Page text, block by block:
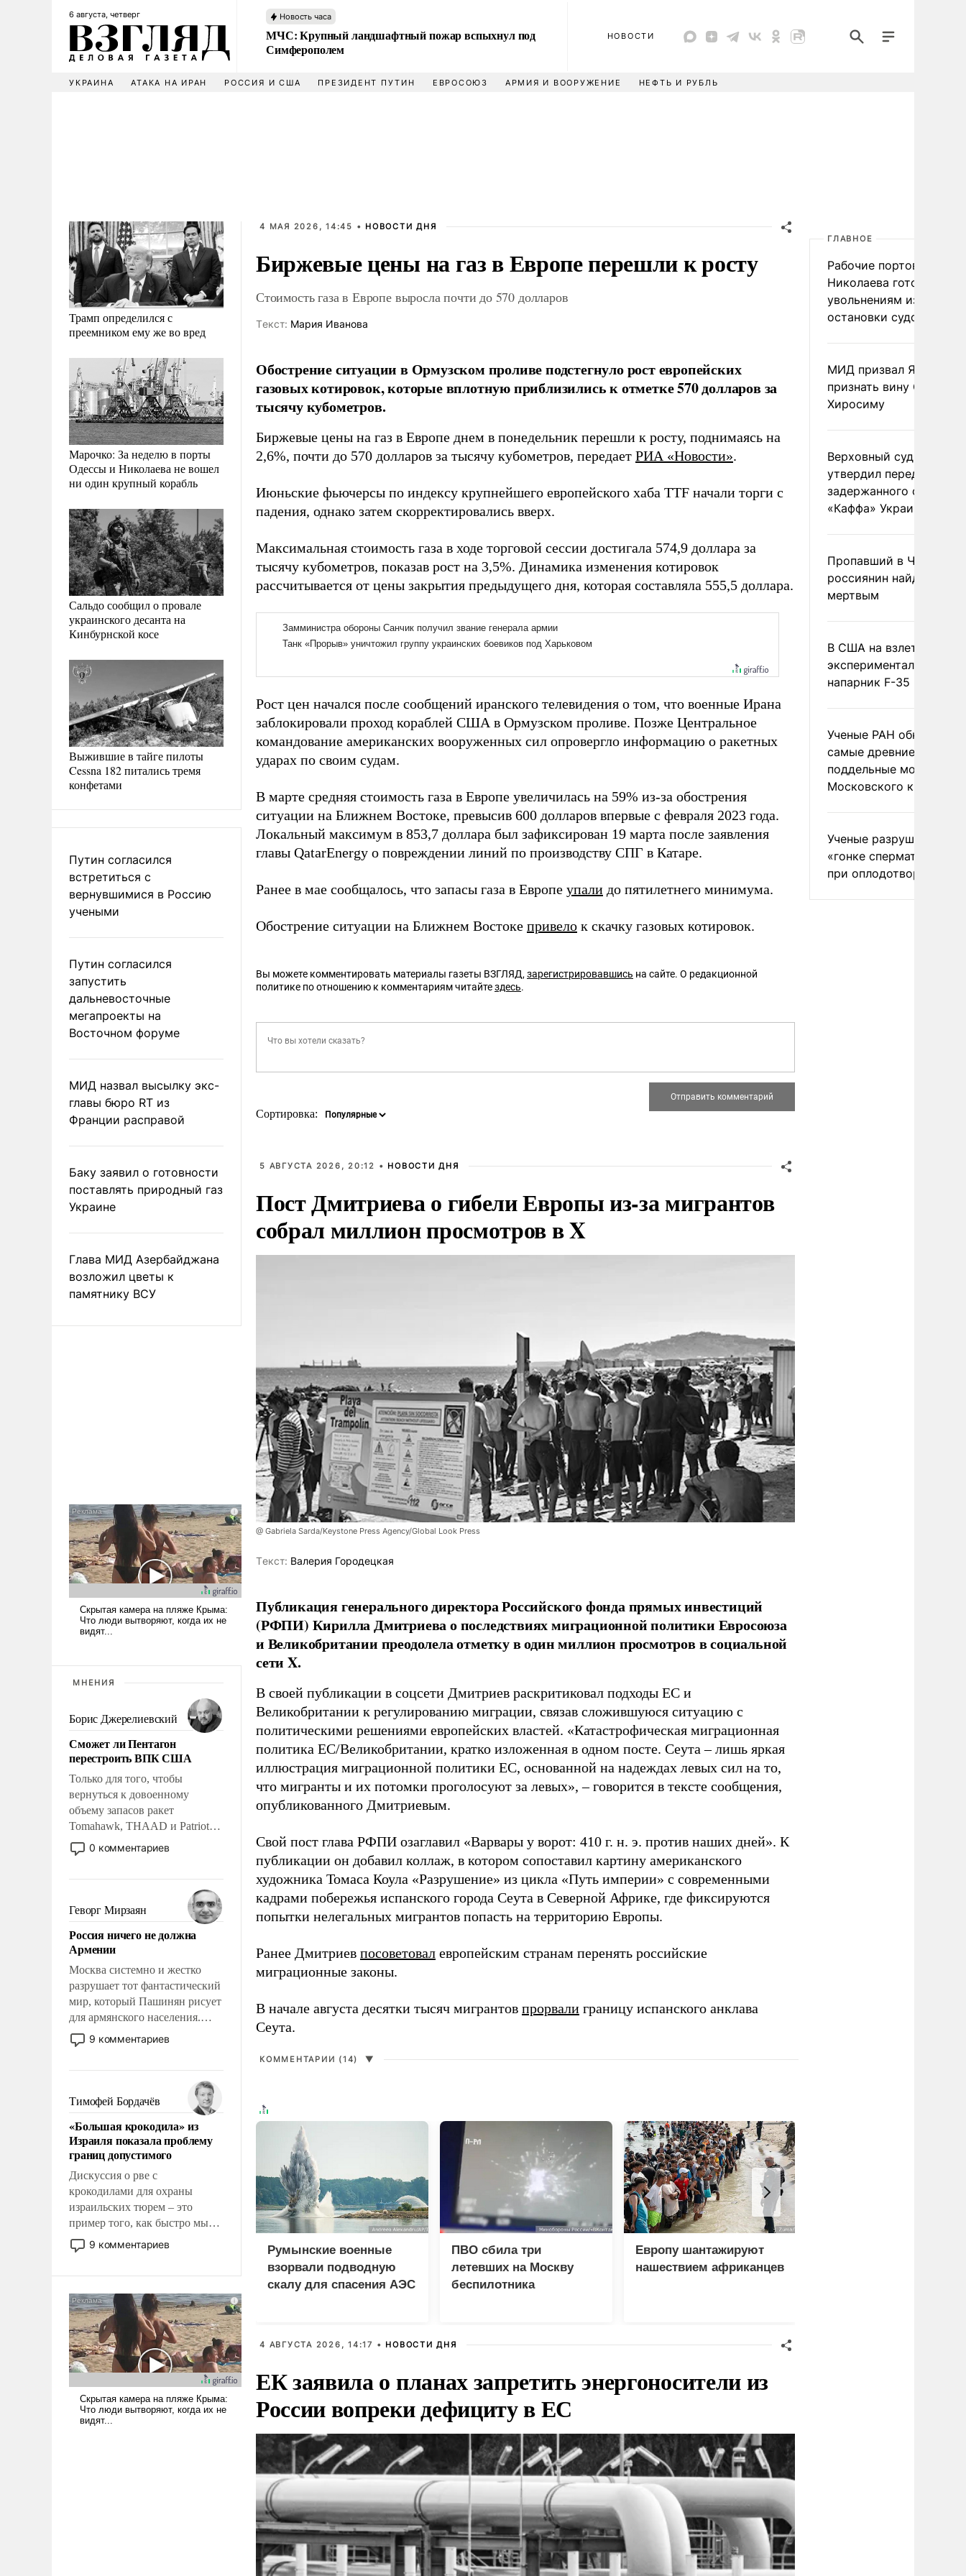
6 августа, четверг Новость часа
МЧС: Крупный ландшафтный пожар вспыхнул под
Симферополем
НОВОСТИ
УКРАИНА АТАКА НА ИРАН РОССИЯ И США ПРЕЗИДЕНТ ПУТИН ЕВРОСОЮЗ АРМИЯ И ВООРУЖЕНИЕ НЕФТЬ И РУБЛЬ
Трамп определился с
преемником ему же во вред
Марочко: За неделю в порты
Одессы и Николаева не вошел
ни один крупный корабль
Сальдо сообщил о провале
украинского десанта на
Кинбурнской косе
Выжившие в тайге пилоты
Cessna 182 питались тремя
конфетами
Путин согласился
встретиться с
вернувшимися в Россию
учеными
Путин согласился
запустить
дальневосточные
мегапроекты на
Восточном форуме
МИД назвал высылку экс-
главы бюро RT из
Франции расправой
Баку заявил о готовности
поставлять природный газ
Украине
Глава МИД Азербайджана
возложил цветы к
памятнику ВСУ
МНЕНИЯ
Борис Джерелиевский
Сможет ли Пентагон
перестроить ВПК США
Только для того, чтобы
вернуться к довоенному
объему запасов ракет
Tomahawk, THAAD и Patriot
США потребуется более трех
лет. Даже небольшая война с
Сложившаяся ситуация
означает многолетний период
уязвимости США, например,
перед Китаем.
0 комментариев
Геворг Мирзаян
Россия ничего не должна
Армении
Москва системно и жестко
разрушает тот фантастический
мир, который Пашинян рисует
для армянского населения.
Мир, где этому населению все
должны просто по
политические прожекты будут
беспрекословно оплачиваться
за счет российских
налогоплательщиков и где за
свои поступки не нужно
отвечать.
9 комментариев
Тимофей Бордачёв
«Большая крокодила» из
Израиля показала проблему
границ допустимого
Дискуссия о рве с
крокодилами для охраны
израильских тюрем – это
пример того, как быстро мы
двигаемся по пути
революционных изменений.
псевдонаучной фантастики,
стало всерьез обсуждаемой
идеей.
9 комментариев
4 МАЯ 2026, 14:45 • НОВОСТИ ДНЯ
Биржевые цены на газ в Европе перешли к росту
Стоимость газа в Европе выросла почти до 570 долларов
Tекст: Мария Иванова
Обострение ситуации в Ормузском проливе подстегнуло рост европейских
газовых котировок, которые вплотную приблизились к отметке 570 долларов за
тысячу кубометров.
Биржевые цены на газ в Европе днем в понедельник перешли к росту, поднимаясь на
2,6%, почти до 570 долларов за тысячу кубометров, передает РИА «Новости».
Июньские фьючерсы по индексу крупнейшего европейского хаба TTF начали торги с
падения, однако затем скорректировались вверх.
Максимальная стоимость газа в ходе торговой сессии достигала 574,9 доллара за
тысячу кубометров, показав рост на 3,5%. Динамика изменения котировок
рассчитывается от цены закрытия предыдущего дня, которая составляла 555,5 доллара.
Рост цен начался после сообщений иранского телевидения о том, что военные Ирана
заблокировали проход кораблей США в Ормузском проливе. Позже Центральное
командование американских вооруженных сил опровергло информацию о ракетных
ударах по своим судам.
В марте средняя стоимость газа в Европе увеличилась на 59% из-за обострения
ситуации на Ближнем Востоке, превысив 600 долларов впервые с февраля 2023 года.
Локальный максимум в 853,7 доллара был зафиксирован 19 марта после заявления
главы QatarEnergy о повреждении линий по производству СПГ в Катаре.
Ранее в мае сообщалось, что запасы газа в Европе упали до пятилетнего минимума.
Обострение ситуации на Ближнем Востоке привело к скачку газовых котировок.
Вы можете комментировать материалы газеты ВЗГЛЯД, зарегистрировавшись на сайте. О редакционной
политике по отношению к комментариям читайтездесь.
Сортировка:
5 АВГУСТА 2026, 20:12 • НОВОСТИ ДНЯ
Пост Дмитриева о гибели Европы из-за мигрантов
собрал миллион просмотров в X
@ Gabriela Sarda/Keystone Press Agency/Global Look Press
Tекст: Валерия Городецкая
Публикация генерального директора Российского фонда прямых инвестиций
(РФПИ) Кирилла Дмитриева о последствиях миграционной политики Евросоюза
и Великобритании преодолела отметку в один миллион просмотров в социальной
сети X.
В своей публикации в соцсети Дмитриев раскритиковал подходы ЕС и
Великобритании к регулированию миграции, связав сложившуюся ситуацию с
политическими решениями европейских властей. «Катастрофическая миграционная
политика ЕС/Великобритании, кратко изложенная в одном посте. Сеута – лишь яркая
иллюстрация миграционной политики ЕС, основанной на надеждах левых сил на то,
что мигранты и их потомки проголосуют за левых», – говорится в тексте сообщения,
опубликованного Дмитриевым.
Свой пост глава РФПИ озаглавил «Варвары у ворот: 410 г. н. э. против наших дней». К
публикации он добавил коллаж, в котором сопоставил картину американского
художника Томаса Коула «Разрушение» из цикла «Путь империи» с современными
кадрами побережья испанского города Сеута в Северной Африке, где фиксируются
попытки нелегальных мигрантов попасть на территорию Европы.
Ранее Дмитриев посоветовал европейским странам перенять российские
миграционные законы.
В начале августа десятки тысяч мигрантов прорвали границу испанского анклава
Сеута.
КОММЕНТАРИИ (14) ▼
Румынские военные
взорвали подводную
скалу для спасения АЭС
ПВО сбила три
летевших на Москву
беспилотника
Европу шантажируют
нашествием африканцев
4 АВГУСТА 2026, 14:17 • НОВОСТИ ДНЯ
ЕК заявила о планах запретить энергоносители из
России вопреки дефициту в ЕС
ГЛАВНОЕ
Рабочие портов
Николаева готовятся к
увольнениям из-за
остановки судоходства
МИД призвал Японию
признать вину США за
Хиросиму
Верховный суд Швеции
утвердил передачу
задержанного
«Каффа» Украине
Пропавший в
россиянин найден
мертвым
В США на взлете
экспериментальный
напарник F-35
Ученые РАН
самые древние
поддельные монеты
Московского
Ученые разрушили миф
«гонке
при оплодотворении